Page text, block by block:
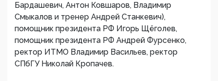
Бардашевич, Антон Ковшаров, Владимир
Смыкалов и тренер Андрей Станкевич),
помощник президента РФ Игорь Щёголев,
помощник президента РФ Андрей Фурсенко,
ректор ИТМО Владимир Васильев, ректор
СПбГУ Николай Кропачев.